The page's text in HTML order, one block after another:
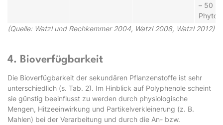
– 50
(Quelle: Watzl und Rechkemmer 2004, Watzl 2008, Watzl 2012)
4. Bioverfügbarkeit
Die Bioverfügbarkeit der sekundären Pflanzenstoffe ist sehr
unterschiedlich (s. Tab. 2). Im Hinblick auf Polyphenole scheint
sie günstig beeinflusst zu werden durch physiologische
Mengen, Hitzeeinwirkung und Partikelverkleinerung (z. B.
Mahlen) bei der Verarbeitung und durch die An- bzw.